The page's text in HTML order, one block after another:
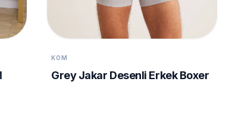
KOM
Grey Jakar Desenli Erkek Boxer